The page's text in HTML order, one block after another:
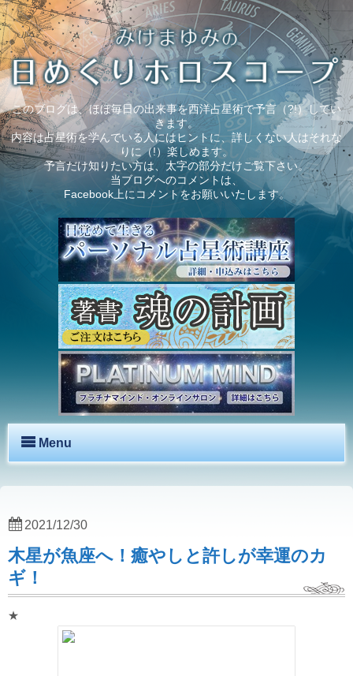
このブログは、ほぼ毎日の出来事を西洋占星術で予言（?!）してい
きます。
内容は占星術を学んでいる人にはヒントに、詳しくない人はそれな
りに（!）楽しめます。
予言だけ知りたい方は、太字の部分だけご覧下さい。
当ブログへのコメントは、
Facebook上にコメントをお願いいたします。
Menu
木星が魚座へ！癒やしと許しが幸運のカ
ギ！
★
2021/12/30